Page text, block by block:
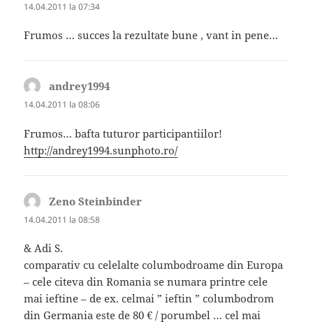
14.04.2011 la 07:34
Frumos … succes la rezultate bune , vant in pene…
andrey1994
14.04.2011 la 08:06
Frumos… bafta tuturor participantiilor!
http://andrey1994.sunphoto.ro/
Zeno Steinbinder
14.04.2011 la 08:58
& Adi S.
comparativ cu celelalte columbodroame din Europa
– cele citeva din Romania se numara printre cele
mai ieftine – de ex. celmai ” ieftin ” columbodrom
din Germania este de 80 € / porumbel … cel mai